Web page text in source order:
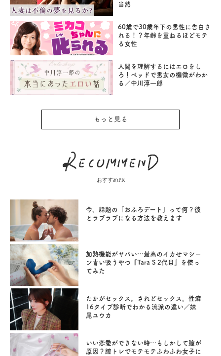
当然
60歳で30歳年下の男性に告白さ
れる！？年齢を重ねるほどモテ
る女性
人間を理解するにはエロをし
ろ！ベッドで男女の機微がわか
る／中川淳一郎
もっと見る
おすすめPR
今、話題の「おふろデート」って何？彼
とラブラブになる方法を教えます
加熱機能がヤバい…最高のイカせマシー
ン青い吸うやつ『Tara S 2代目』を使っ
てみた
たかがセックス。されどセックス。性癖
16タイプ診断でわかる流派の違い／妹
尾ユウカ
いい恋愛ができない時…もしかして膣が
原因？膣トレでモテモテふわふわ女子に